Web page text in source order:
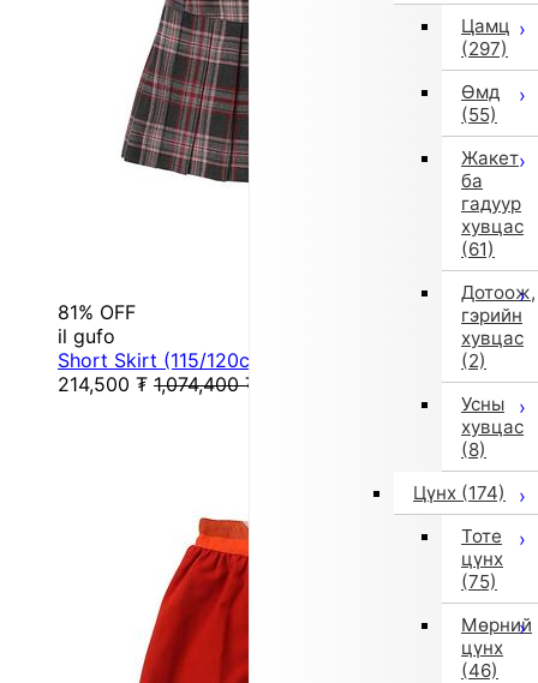
Цамц
(297)
Өмд
(55)
Жакет
ба
гадуур
хувцас
(61)
Дотоож,
гэрийн
хувцас
(2)
Усны
хувцас
(8)
Цүнх (174)
Тоте
цүнх
(75)
Мөрний
цүнх
(46)
81% OFF
il gufo
Short Skirt (115/120cm/Pattern)
214,500 ₮ 1,074,400 ₮